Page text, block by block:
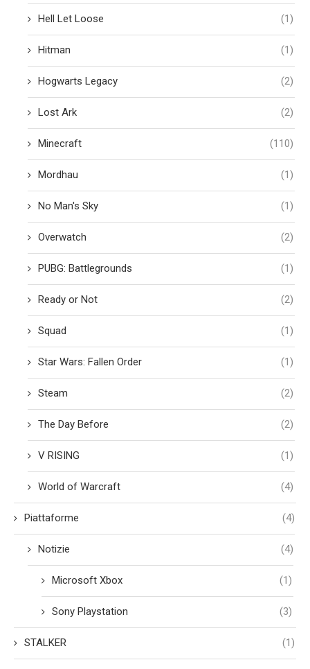
Hell Let Loose (1)
Hitman (1)
Hogwarts Legacy (2)
Lost Ark (2)
Minecraft (110)
Mordhau (1)
No Man's Sky (1)
Overwatch (2)
PUBG: Battlegrounds (1)
Ready or Not (2)
Squad (1)
Star Wars: Fallen Order (1)
Steam (2)
The Day Before (2)
V RISING (1)
World of Warcraft (4)
Piattaforme (4)
Notizie (4)
Microsoft Xbox (1)
Sony Playstation (3)
STALKER (1)